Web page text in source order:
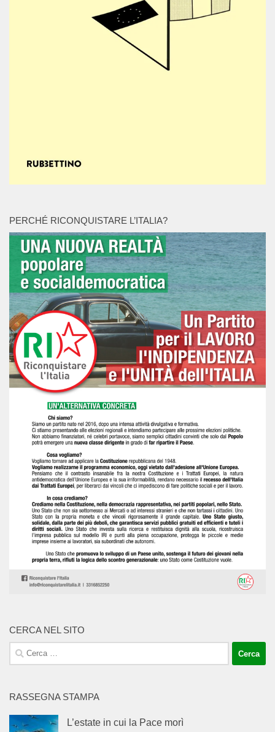
PERCHÉ RICONQUISTARE L’ITALIA?
CERCA NEL SITO
Ricerca
per:
RASSEGNA STAMPA
L’estate in cui la Pace morì